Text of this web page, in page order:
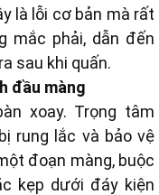
là lỗi cơ bản mà rất
mắc phải, dẫn đến
sau khi quấn.
đầu màng
xoay. Trọng tâm
rung lắc và bảo vệ
đoạn màng, buộc
kẹp dưới đáy kiện